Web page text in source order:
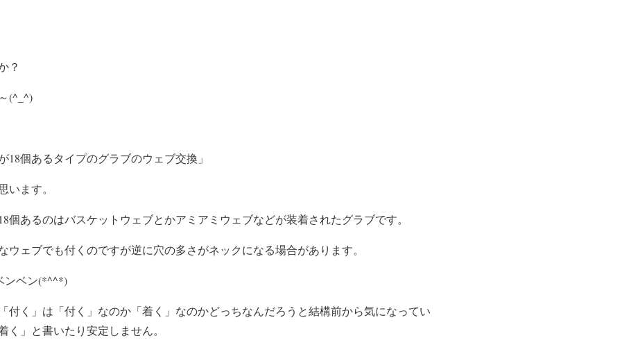
？
(^_^)
18個あるタイプのグラブのウェブ交換」
います。
個あるのはバスケットウェブとかアミアミウェブなどが装着されたグラブです。
ウェブでも付くのですが逆に穴の多さがネックになる場合があります。
ンベン(*^^*)
付く」は「付く」なのか「着く」なのかどっちなんだろうと結構前から気になってい
く」と書いたり安定しません。